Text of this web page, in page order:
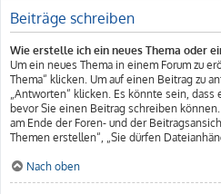
Beiträge schreiben
Wie erstelle ich ein neues Thema oder
Um ein neues Thema in einem Forum zu
Thema“ klicken. Um auf einen Beitrag zu
„Antworten“ klicken. Es könnte sein,
bevor Sie einen Beitrag schreiben
am Ende der Foren- und der
Themen erstellen“, „Sie dürfen
Nach oben